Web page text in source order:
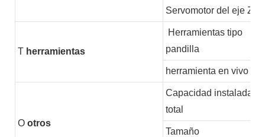
Servomotor del eje Z
T herramientas
Herramientas tipo
pandilla
herramienta en vivo
O otros
Capacidad instalada
total
Tamaño